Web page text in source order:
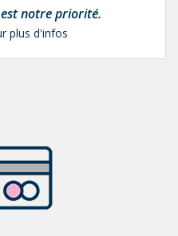
notre priorité.
plus d'infos